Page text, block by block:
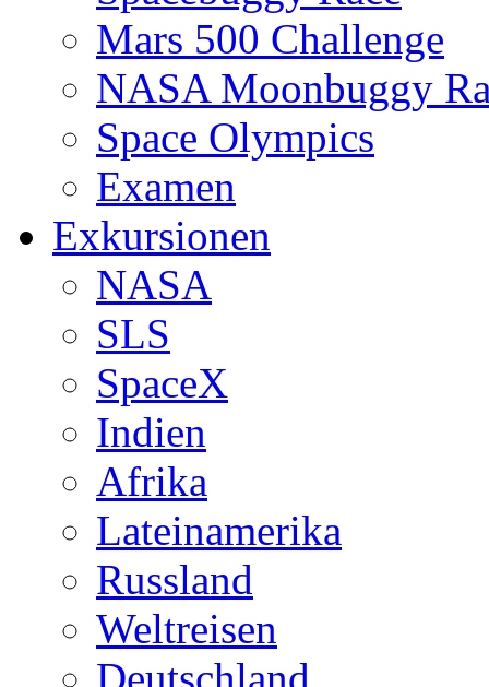
Mars 500 Challenge
NASA Moonbuggy
Space Olympics
Examen
Exkursionen
NASA
SLS
SpaceX
Indien
Afrika
Lateinamerika
Russland
Weltreisen